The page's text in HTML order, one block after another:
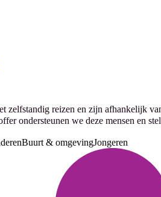
zelfstandig reizen en zijn afhankelijk
ondersteunen we deze mensen en
Buurt & omgevingJongeren